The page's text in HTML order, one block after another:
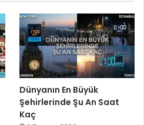
Dünyanın En Büyük
Şehirlerinde Şu An Saat
Kaç